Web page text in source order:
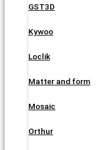
GST3D
Kywoo
Loclik
Matter and form
Mosaic
Orthur